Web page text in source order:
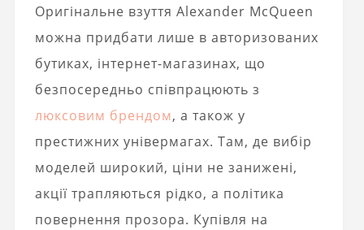
Оригінальне взуття Alexander McQueen
можна придбати лише в авторизованих
бутиках, інтернет-магазинах, що
безпосередньо співпрацюють з
люксовим брендом, а також у
престижних універмагах. Там, де вибір
моделей широкий, ціни не занижені,
акції трапляються рідко, а політика
повернення прозора. Купівля на